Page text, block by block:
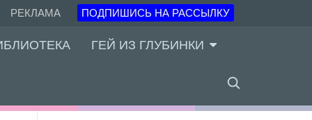
РЕКЛАМА ПОДПИШИСЬ НА РАССЫЛКУ
ГЕЙ ИЗ ГЛУБИНКИ